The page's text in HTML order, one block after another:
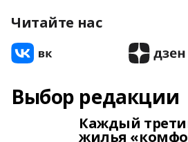
Читайте нас
Выбор редакции
Каждый
жилья